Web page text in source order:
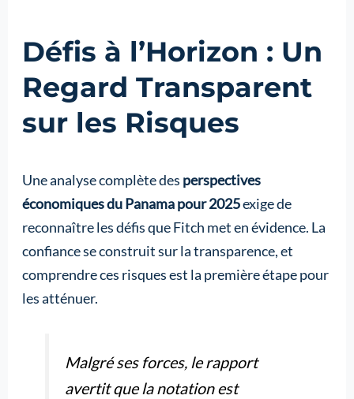
Défis à l’Horizon : Un
Regard Transparent
sur les Risques
Une analyse complète des perspectives
économiques du Panama pour 2025exige de
reconnaître les défis que Fitch met en évidence. La
confiance se construit sur la transparence, et
comprendre ces risques est la première étape pour
les atténuer.
Malgré ses forces, le rapport
avertit que la notation est